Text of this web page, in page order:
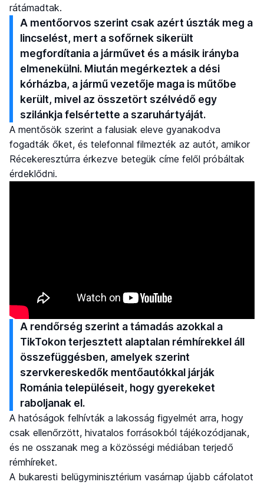
rátámadtak.
A mentőorvos szerint csak azért úszták meg a
lincselést, mert a sofőrnek sikerült
megfordítania a járművet és a másik irányba
elmenekülni. Miután megérkeztek a dési
kórházba, a jármű vezetője maga is műtőbe
került, mivel az összetört szélvédő egy
szilánkja felsértette a szaruhártyáját.
A mentősök szerint a falusiak eleve gyanakodva
fogadták őket, és telefonnal filmezték az autót, amikor
Récekeresztúrra érkezve betegük címe felől próbáltak
érdeklődni.
A rendőrség szerint a támadás azokkal a
TikTokon terjesztett alaptalan rémhírekkel áll
összefüggésben, amelyek szerint
szervkereskedők mentőautókkal járják
Románia településeit, hogy gyerekeket
raboljanak el.
A hatóságok felhívták a lakosság figyelmét arra, hogy
csak ellenőrzött, hivatalos forrásokból tájékozódjanak,
és ne osszanak meg a közösségi médiában terjedő
rémhíreket.
A bukaresti belügyminisztérium vasárnap újabb cáfolatot